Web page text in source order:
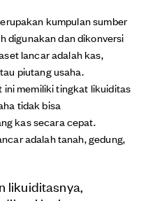
kumpulan sumber
digunakan dan dikonversi
lancar adalah kas,
piutang usaha.
ini memiliki tingkat likuiditas
tidak bisa
kas secara cepat.
adalah tanah, gedung,
likuiditasnya,